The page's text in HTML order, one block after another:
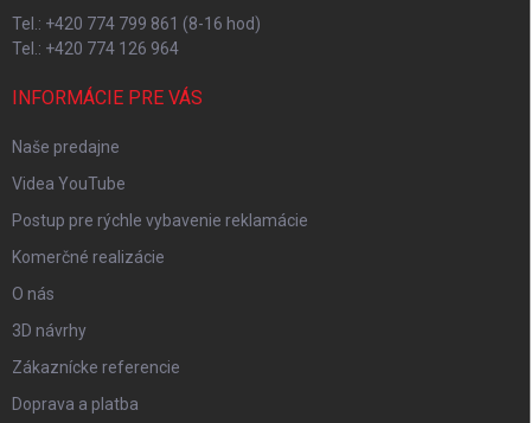
Tel.: +420 774 799 861 (8-16 hod)
Tel.: +420 774 126 964
INFORMÁCIE PRE VÁS
Naše predajne
Videa YouTube
Postup pre rýchle vybavenie reklamácie
Komerčné realizácie
O nás
3D návrhy
Zákaznícke referencie
Doprava a platba